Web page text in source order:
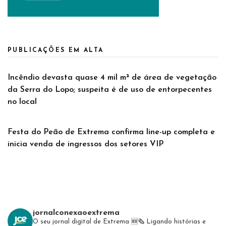
PUBLICAÇÕES EM ALTA
Incêndio devasta quase 4 mil m² de área de vegetação
da Serra do Lopo; suspeita é de uso de entorpecentes
no local
Festa do Peão de Extrema confirma line-up completa e
inicia venda de ingressos dos setores VIP
jornalconexaoextrema
O seu jornal digital de Extrema 🆕️🗞 Ligando histórias e